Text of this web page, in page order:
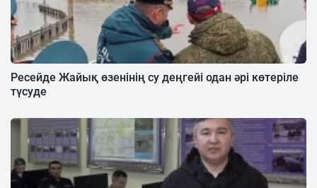
Ресейде Жайық өзенінің су деңгейі одан әрі көтеріле
түсуде